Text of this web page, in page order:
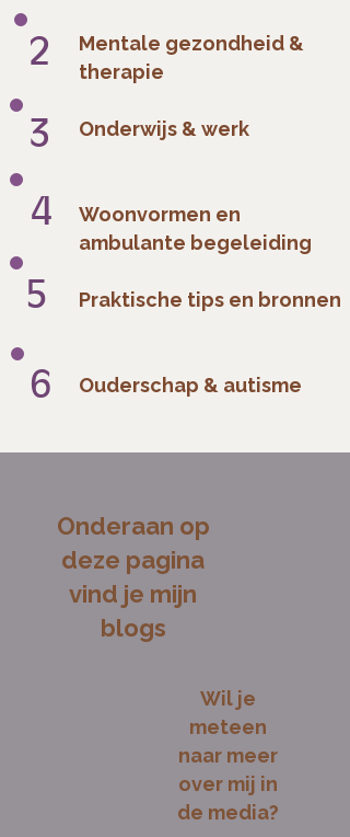
2
3
4
5
6
Mentale gezondheid &
therapie
Onderwijs & werk
Woonvormen en
ambulante begeleiding
Praktische tips en bronnen
Ouderschap & autisme
Onderaan op
deze pagina
vind je mijn
blogs
Wil je
meteen
naar meer
over mij in
de media?